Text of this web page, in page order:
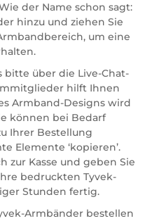
der Name schon sagt:
hinzu und ziehen Sie
um eine
bitte über die Live-Chat-
hilft Ihnen
Armband-Designs wird
können bei Bedarf
Ihrer Bestellung
Elemente ‘kopieren’.
zur Kasse und geben Sie
bedruckten Tyvek-
Stunden fertig.
Armbänder bestellen